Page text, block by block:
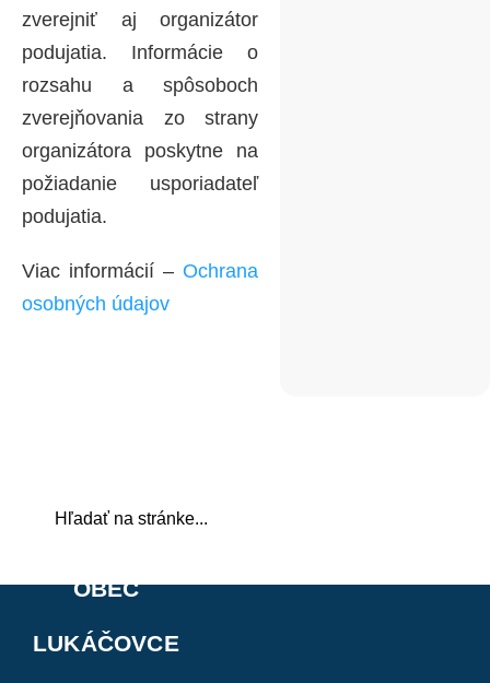
zverejniť aj organizátor
podujatia. Informácie o
rozsahu a spôsoboch
zverejňovania zo strany
organizátora poskytne na
požiadanie usporiadateľ
podujatia.
Viac informácií – Ochrana
osobných údajov
OBEC
LUKÁČOVCE